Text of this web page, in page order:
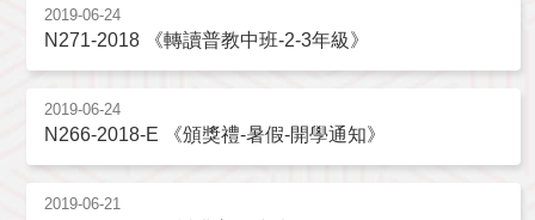
2019-06-24
N271-2018 《轉讀普教中班-2-3年級》
2019-06-24
N266-2018-E 《頒獎禮-暑假-開學通知》
2019-06-21